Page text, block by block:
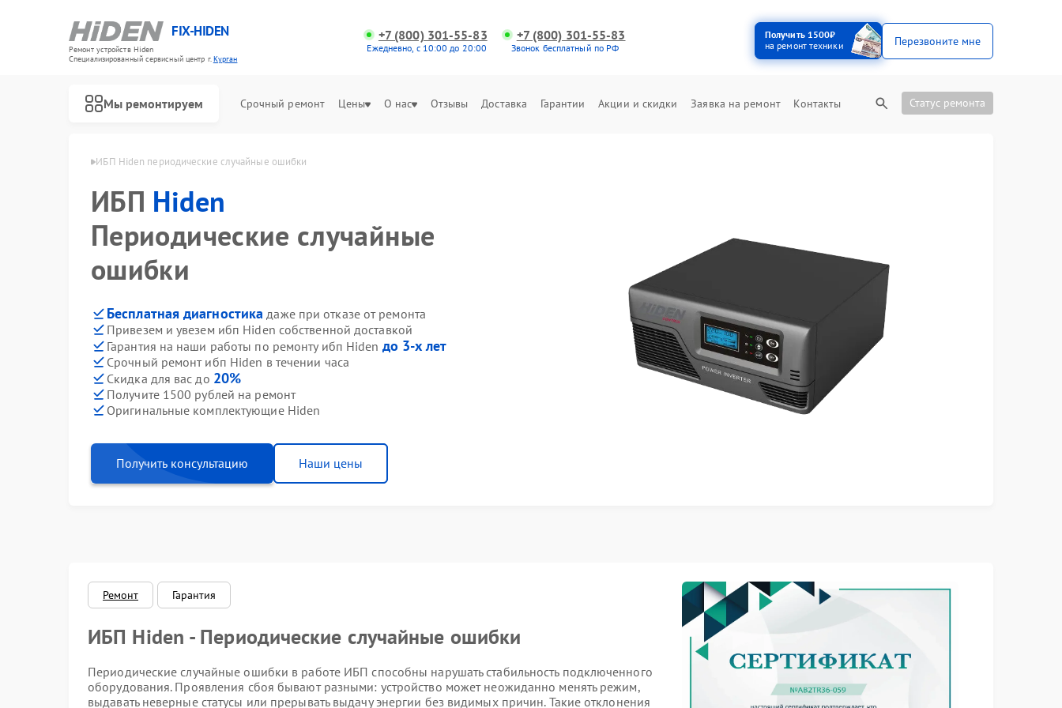
FIX-HIDEN
Ремонт устройств Hiden
Специализированный cервисный центр г.Курган
+7 (800) 301-55-83
Ежедневно, с 10:00 до 20:00
+7 (800) 301-55-83
Звонок бесплатный по РФ
Получить 1500₽
на ремонт техники
Перезвоните мне
Мы ремонтируем Срочный ремонт Цены О нас Отзывы Доставка Гарантии Акции и скидки Заявка на ремонт Контакты Статус ремонта
Hiden в Кургане ИБП Hiden периодические случайные ошибки
ИБП Hiden
Периодические случайные
ошибки
Бесплатная диагностика даже при отказе от ремонта
Привезем и увезем ибп Hiden собственной доставкой
Гарантия на наши работы по ремонту ибп Hiden до 3-х лет
Срочный ремонт ибп Hiden в течении часа
Скидка для вас до 20%
Получите 1500 рублей на ремонт
Оригинальные комплектующие Hiden
Получить консультацию Наши цены
Ремонт Гарантия
ИБП Hiden - Периодические случайные ошибки
Периодические случайные ошибки в работе ИБП способны нарушать стабильность подключенного
оборудования. Проявления сбоя бывают разными: устройство может неожиданно менять режим,
выдавать неверные статусы или прерывать выдачу энергии без видимых причин. Такие отклонения